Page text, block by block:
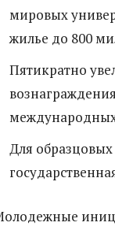
мировых
жилье до 800
Пятикратно
Для